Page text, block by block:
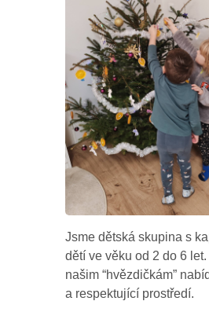
Jsme dětská skupina s
dětí ve věku od 2 do 6
našim “hvězdičkám”
a respektující prostředí.